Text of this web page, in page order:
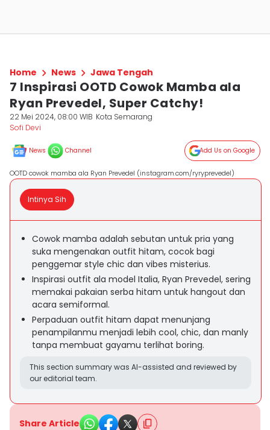
Home News Jawa Tengah
7 Inspirasi OOTD Cowok Mamba ala
Ryan Prevedel, Super Catchy!
22 Mei 2024, 08:00 WIB Kota Semarang
Sofi Devi
News Channel Add Us on Google
OOTD cowok mamba ala Ryan Prevedel (instagram.com/ryryprevedel)
Intinya Sih
Cowok mamba adalah sebutan untuk pria yang
suka mengenakan outfit hitam, cocok bagi
penggemar style chic dan vibes misterius.
Inspirasi outfit ala model Italia, Ryan Prevedel, sering
memakai pakaian serba hitam untuk hangout dan
acara semiformal.
Perpaduan outfit hitam dapat menunjang
penampilanmu menjadi lebih cool, chic, dan manly
tanpa membuat gayamu terlihat boring.
This section summary was AI-assisted and reviewed by
our editorial team.
Share Article